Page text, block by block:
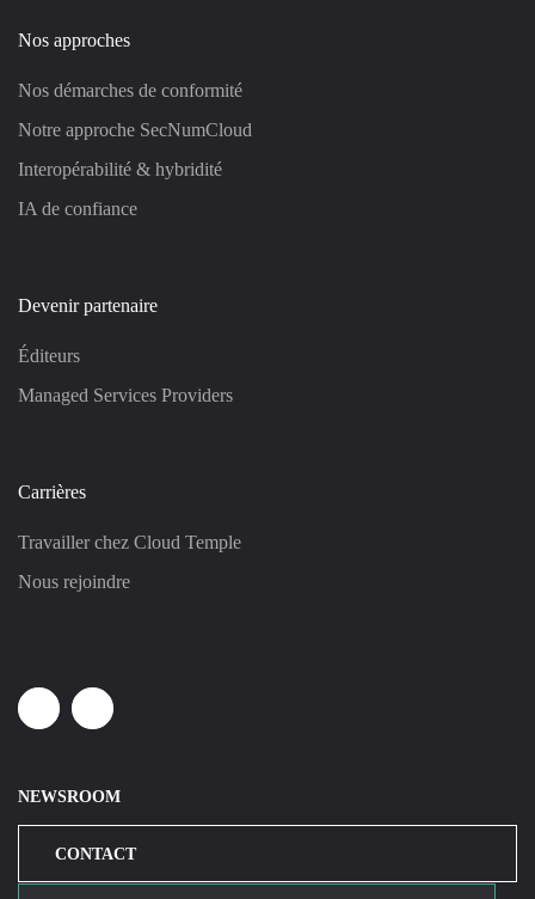
Nos approches
Nos démarches de conformité
Notre approche SecNumCloud
Interopérabilité & hybridité
IA de confiance
Devenir partenaire
Éditeurs
Managed Services Providers
Carrières
Travailler chez Cloud Temple
Nous rejoindre
LinkedinYoutube
NEWSROOM
CONTACT